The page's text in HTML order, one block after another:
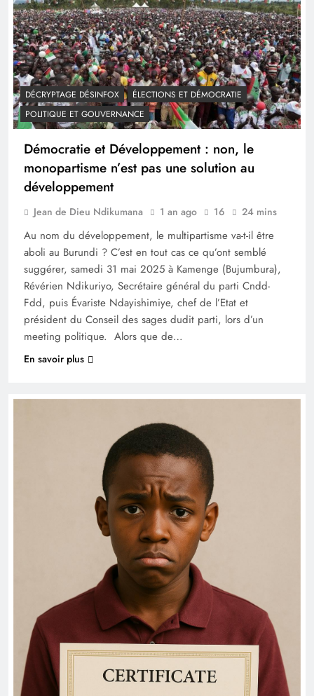
DÉCRYPTAGE DÉSINFOX
ÉLECTIONS ET DÉMOCRATIE
POLITIQUE ET GOUVERNANCE
Démocratie et Développement : non, le
monopartisme n’est pas une solution au
développement
Jean de Dieu Ndikumana 1 an ago 16 24 mins
Au nom du développement, le multipartisme va-t-il être
aboli au Burundi ? C’est en tout cas ce qu’ont semblé
suggérer, samedi 31 mai 2025 à Kamenge (Bujumbura),
Révérien Ndikuriyo, Secrétaire général du parti Cndd-
Fdd, puis Évariste Ndayishimiye, chef de l’Etat et
président du Conseil des sages dudit parti, lors d’un
meeting politique. Alors que de…
En savoir plus